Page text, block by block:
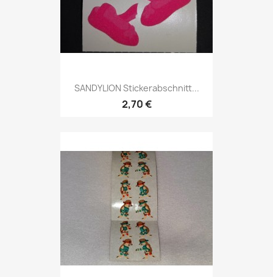
SANDYLION Stickerabschnitt...
2,70 €